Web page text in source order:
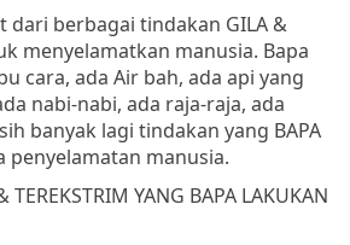
dari berbagai tindakan GILA &
menyelamatkan manusia. Bapa
cara, ada Air bah, ada api yang
nabi-nabi, ada raja-raja, ada
banyak lagi tindakan yang BAPA
penyelamatan manusia.
TEREKSTRIM YANG BAPA LAKUKAN